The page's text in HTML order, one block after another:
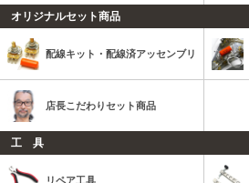
オリジナルセット商品
配線キット・配線済アッセンブリ
店長こだわりセット商品
工 具
リペア工具